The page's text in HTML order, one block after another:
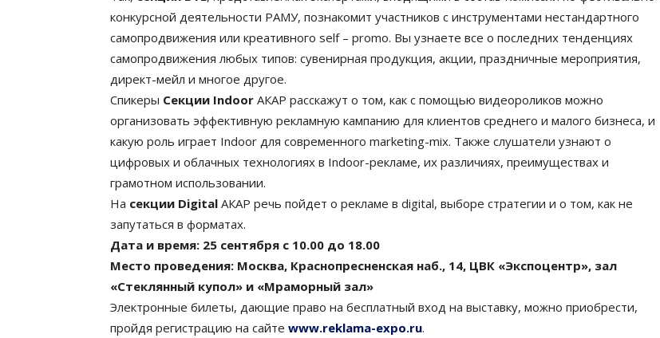
конкурсной деятельности РАМУ, познакомит участников с инструментами нестандартного
самопродвижения или креативного self – promo. Вы узнаете все о последних тенденциях
самопродвижения любых типов: сувенирная продукция, акции, праздничные мероприятия,
директ-мейл и многое другое.
Спикеры Секции Indoor АКАР расскажут о том, как с помощью видеороликов можно
организовать эффективную рекламную кампанию для клиентов среднего и малого бизнеса, и
какую роль играет Indoor для современного marketing-mix. Также слушатели узнают о
цифровых и облачных технологиях в Indoor-рекламе, их различиях, преимуществах и
грамотном использовании.
На секции Digital АКАР речь пойдет о рекламе в digital, выборе стратегии и о том, как не
запутаться в форматах.
Дата и время: 25 сентября с 10.00 до 18.00
Место проведения: Москва, Краснопресненская наб., 14, ЦВК «Экспоцентр», зал
«Стеклянный купол» и «Мраморный зал»
Электронные билеты, дающие право на бесплатный вход на выставку, можно приобрести,
пройдя регистрацию на сайте www.reklama-expo.ru.